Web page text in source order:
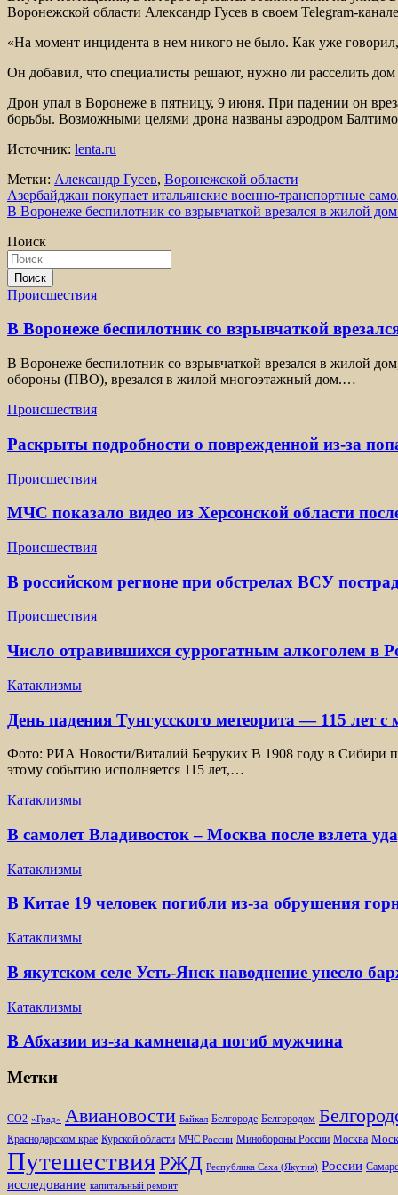
Воронежской области Александр Гусев в своем Telegram-
«На момент инцидента в нем никого не было. Как уже
Он добавил, что специалисты решают, нужно ли расселить
Дрон упал в Воронеже в пятницу, 9 июня. При падении он
борьбы. Возможными целями дрона названы аэродром
Источник: lenta.ru
Метки: Александр Гусев, Воронежской области
Навигация
по
записям
Азербайджан покупает итальянские военно-транспортные
В Воронеже беспилотник со взрывчаткой врезался в жилой
Поиск
Поиск
Происшествия
В Воронеже беспилотник со взрывчаткой
В Воронеже беспилотник со взрывчаткой врезался в жилой
обороны (ПВО), врезался в жилой многоэтажный дом.…
Происшествия
Раскрыты подробности о поврежденной из-за
Происшествия
МЧС показало видео из Херсонской области
Происшествия
В российском регионе при обстрелах ВСУ
Происшествия
Число отравившихся суррогатным алкоголем в
Катаклизмы
День падения Тунгусского метеорита — 115 лет
Фото: РИА Новости/Виталий Безруких В 1908 году в Сибири
этому событию исполняется 115 лет,…
Катаклизмы
В самолет Владивосток – Москва после взлета
Катаклизмы
В Китае 19 человек погибли из-за обрушения
Катаклизмы
В якутском селе Усть-Янск наводнение унесло
Катаклизмы
В Абхазии из-за камнепада погиб мужчина
Метки
CO2 «Град» Авиановости Байкал Белгороде Белгородом
Краснодарском крае Курской области МЧС России Минобороны России Москва
ПутешествияРЖД Республика Саха (Якутия) России
исследование капитальный ремонт